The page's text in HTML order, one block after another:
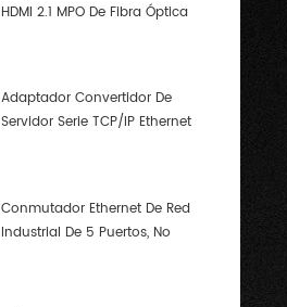
HDMI 2.1 MPO De Fibra Óptica
Adaptador Convertidor De
Servidor Serie TCP/IP Ethernet
Conmutador Ethernet De Red
Industrial De 5 Puertos, No